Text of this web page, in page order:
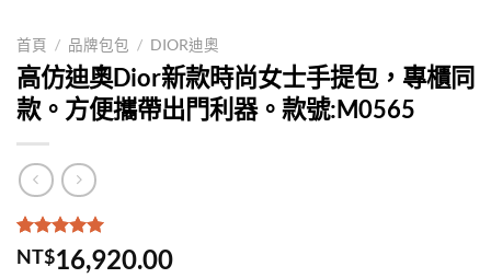
首頁 / 品牌包包 / DIOR迪奧
高仿迪奧Dior新款時尚女士手提包，專櫃同
款。方便攜帶出門利器。款號:M0565
評分5.00 /
5，已有
2
位
NT$16,920.00